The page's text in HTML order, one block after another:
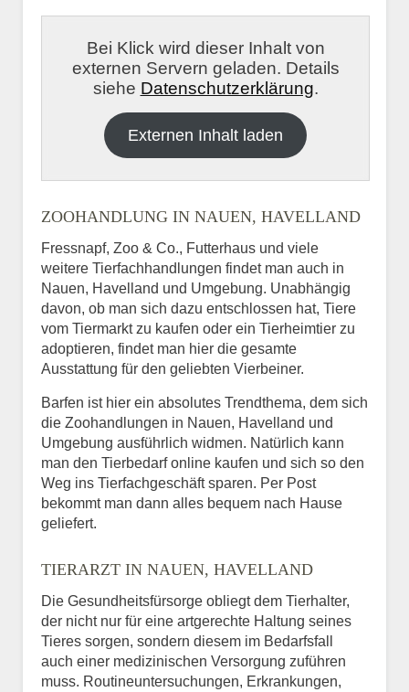
Bei Klick wird dieser Inhalt von
externen Servern geladen. Details
siehe Datenschutzerklärung.
Externen Inhalt laden
ZOOHANDLUNG IN NAUEN, HAVELLAND
Fressnapf, Zoo & Co., Futterhaus und viele
weitere Tierfachhandlungen findet man auch in
Nauen, Havelland und Umgebung. Unabhängig
davon, ob man sich dazu entschlossen hat, Tiere
vom Tiermarkt zu kaufen oder ein Tierheimtier zu
adoptieren, findet man hier die gesamte
Ausstattung für den geliebten Vierbeiner.
Barfen ist hier ein absolutes Trendthema, dem sich
die Zoohandlungen in Nauen, Havelland und
Umgebung ausführlich widmen. Natürlich kann
man den Tierbedarf online kaufen und sich so den
Weg ins Tierfachgeschäft sparen. Per Post
bekommt man dann alles bequem nach Hause
geliefert.
TIERARZT IN NAUEN, HAVELLAND
Die Gesundheitsfürsorge obliegt dem Tierhalter,
der nicht nur für eine artgerechte Haltung seines
Tieres sorgen, sondern diesem im Bedarfsfall
auch einer medizinischen Versorgung zuführen
muss. Routineuntersuchungen, Erkrankungen,